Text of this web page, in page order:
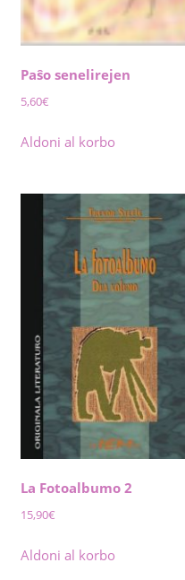
Paŝo senelirejen
5,60€
Aldoni al korbo
La Fotoalbumo 2
15,90€
Aldoni al korbo